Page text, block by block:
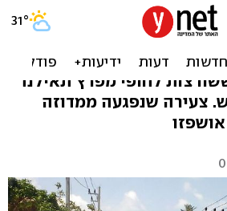
מדוזות
והרוגה
לחופי מפרץ תאילנד
צעירה שנפגעה ממדוזה